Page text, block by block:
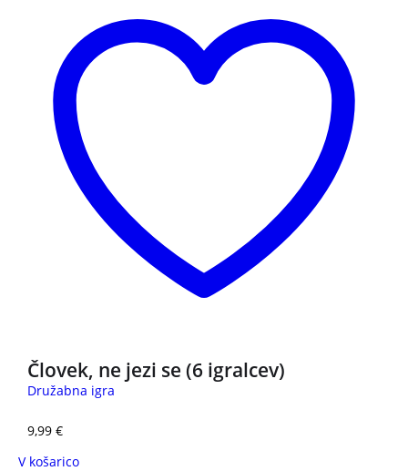
Človek, ne jezi se (6 igralcev)
Družabna igra
9,99 €
V košarico